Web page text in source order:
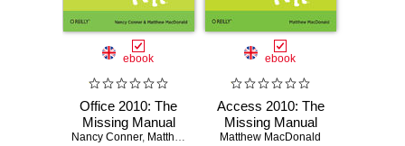
ebook
Office 2010: The
Missing Manual
Nancy Conner, Matthew MacDonald
ebook
Access 2010: The
Missing Manual
Matthew MacDonald